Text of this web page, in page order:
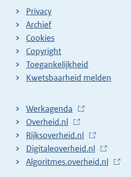
Privacy
Archief
Cookies
Copyright
Toegankelijkheid
Kwetsbaarheid melden
Werkagenda
E
x
t
e
Overheid.nl
E
x
t
Rijksoverheid.nl
E
x
Digitaleoverheid.nl
E
Algoritmes.overheid.nl